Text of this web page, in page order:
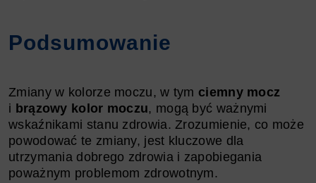
Podsumowanie
Zmiany w kolorze moczu, w tym ciemny mocz
i brązowy kolor moczu, mogą być ważnymi
wskaźnikami stanu zdrowia. Zrozumienie, co może
powodować te zmiany, jest kluczowe dla
utrzymania dobrego zdrowia i zapobiegania
poważnym problemom zdrowotnym.